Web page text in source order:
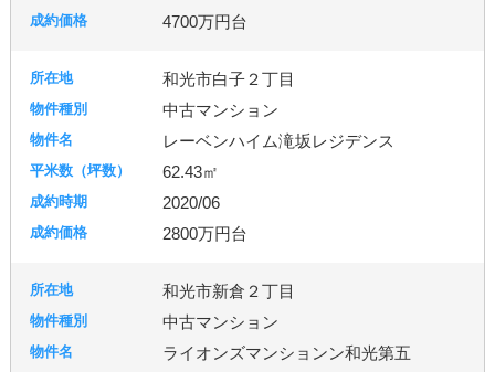
4700万円台
和光市白子２丁目
中古マンション
レーベンハイム滝坂レジデンス
62.43㎡
2020/06
2800万円台
和光市新倉２丁目
中古マンション
ライオンズマンションン和光第五